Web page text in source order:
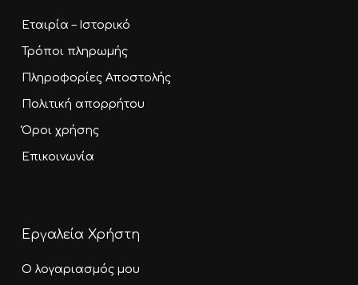
Εταιρία – Ιστορικό
Τρόποι πληρωμής
Πληροφορίες Αποστολής
Πολιτική απορρήτου
Όροι χρήσης
Επικοινωνία
Εργαλεία Χρήστη
Ο λογαριασμός μου